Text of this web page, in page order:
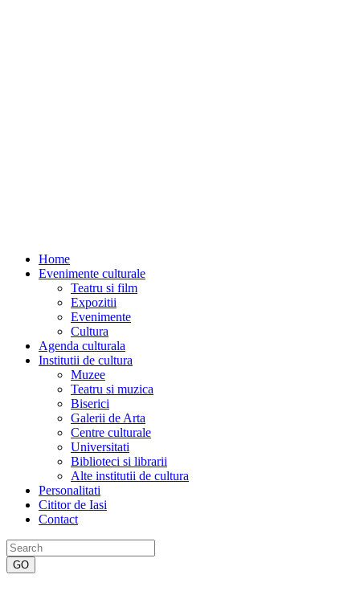
Home
Evenimente culturale
Teatru si film
Expozitii
Evenimente
Cultura
Agenda culturala
Institutii de cultura
Muzee
Teatru si muzica
Biserici
Galerii de Arta
Centre culturale
Universitati
Biblioteci si librarii
Alte institutii de cultura
Personalitati
Cititor de Iasi
Contact